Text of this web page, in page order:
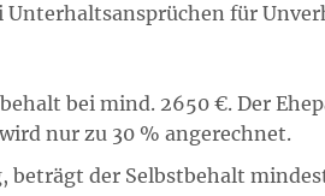
für
bei mind. 2650 €. Der
nur zu 30 % angerechnet.
der Selbstbehalt